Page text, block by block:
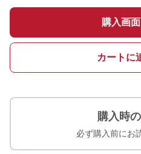
購入画
カートに
購入時
必ず購入前にお